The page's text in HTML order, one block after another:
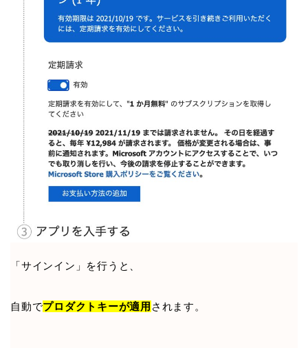
「サインイン」を行うと、
自動でプロダクトキーが適用 されます。